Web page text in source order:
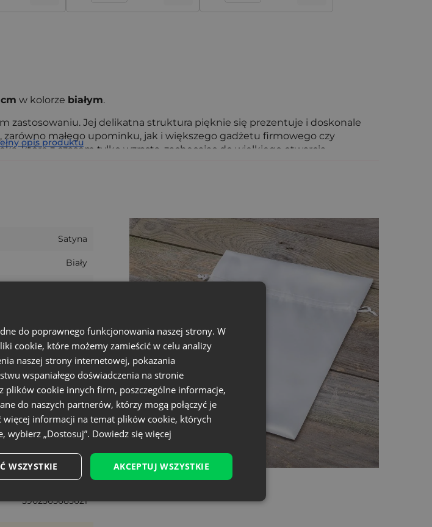
w kolorze białym.
zastosowaniu. Jej delikatna struktura pięknie się prezentuje i doskonale
małego upominku, jak i większego gadżetu firmowego czy
które z czasem tylko wzrasta, zachęcając do wielkiego otwarcia.
opis produktu
Satyna
Biały
22 cm
Boże narodzenie
30 cm
24 - 25 cm
+/- 5%
Duży
SAT-2230-WTX-012
5902565685621
do poprawnego funkcjonowania naszej strony. W
cookie, które możemy zamieścić w celu analizy
naszej strony internetowej, pokazania
wspaniałego doświadczenia na stronie
cookie innych firm, poszczególne informacje,
do naszych partnerów, którzy mogą połączyć je
informacji na temat plików cookie, których
wybierz „Dostosuj”. Dowiedz się więcej
AKCEPTUJ WSZYSTKIE
WSZYSTKIE